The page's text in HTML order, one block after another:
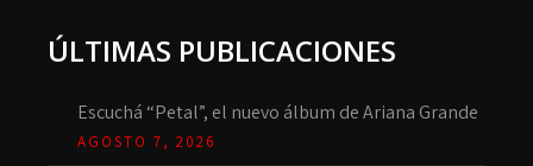
ÚLTIMAS PUBLICACIONES
Escuchá “Petal”, el nuevo álbum de Ariana Grande
AGOSTO 7, 2026